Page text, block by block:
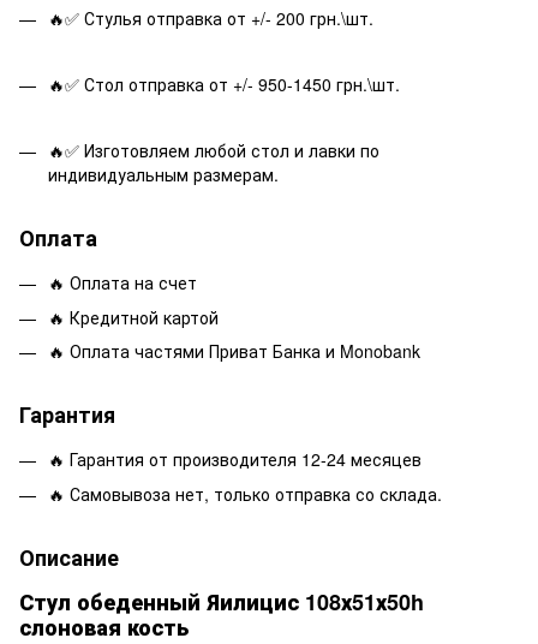
🔥✅ Стулья отправка от +/- 200 грн.\шт.
🔥✅ Стол отправка от +/- 950-1450 грн.\шт.
🔥✅ Изготовляем любой стол и лавки по
индивидуальным размерам.
Оплата
🔥 Оплата на счет
🔥 Кредитной картой
🔥 Оплата частями Приват Банка и Monobank
Гарантия
🔥 Гарантия от производителя 12-24 месяцев
🔥 Самовывоза нет, только отправка со склада.
Описание
Стул обеденный Яилицис 108х51х50h
слоновая кость